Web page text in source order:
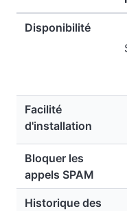
Disponibilité
Facilité
d'installation
Bloquer les
appels SPAM
Historique des